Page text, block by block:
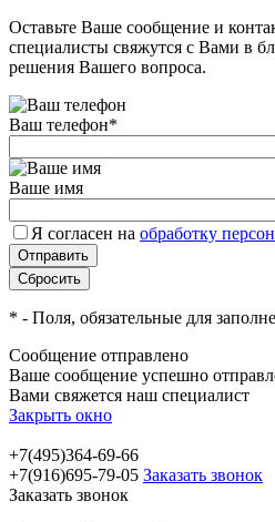
Оставьте Ваше сообщение и
специалисты свяжутся с Вами в
решения Вашего вопроса.
Ваш телефон*
Ваше имя
Я согласен на обработку
* - Поля, обязательные для
Сообщение отправлено
Ваше сообщение успешно
Вами свяжется наш специалист
Закрыть окно
+7(495)364-69-66
+7(916)695-79-05 Заказать звонок
Заказать звонок